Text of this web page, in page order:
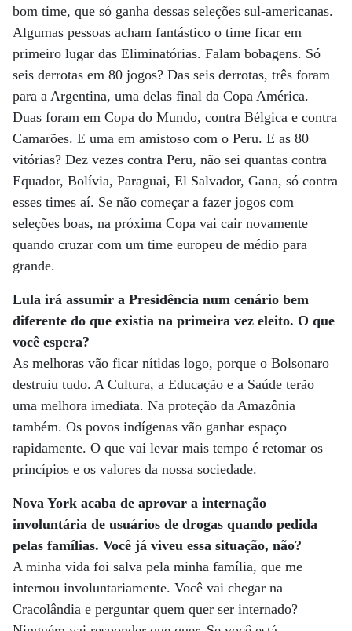
bom time, que só ganha dessas seleções sul-americanas.
Algumas pessoas acham fantástico o time ficar em
primeiro lugar das Eliminatórias. Falam bobagens. Só
seis derrotas em 80 jogos? Das seis derrotas, três foram
para a Argentina, uma delas final da Copa América.
Duas foram em Copa do Mundo, contra Bélgica e contra
Camarões. E uma em amistoso com o Peru. E as 80
vitórias? Dez vezes contra Peru, não sei quantas contra
Equador, Bolívia, Paraguai, El Salvador, Gana, só contra
esses times aí. Se não começar a fazer jogos com
seleções boas, na próxima Copa vai cair novamente
quando cruzar com um time europeu de médio para
grande.
Lula irá assumir a Presidência num cenário bem
diferente do que existia na primeira vez eleito. O que
você espera?
As melhoras vão ficar nítidas logo, porque o Bolsonaro
destruiu tudo. A Cultura, a Educação e a Saúde terão
uma melhora imediata. Na proteção da Amazônia
também. Os povos indígenas vão ganhar espaço
rapidamente. O que vai levar mais tempo é retomar os
princípios e os valores da nossa sociedade.
Nova York acaba de aprovar a internação
involuntária de usuários de drogas quando pedida
pelas famílias. Você já viveu essa situação, não?
A minha vida foi salva pela minha família, que me
internou involuntariamente. Você vai chegar na
Cracolândia e perguntar quem quer ser internado?